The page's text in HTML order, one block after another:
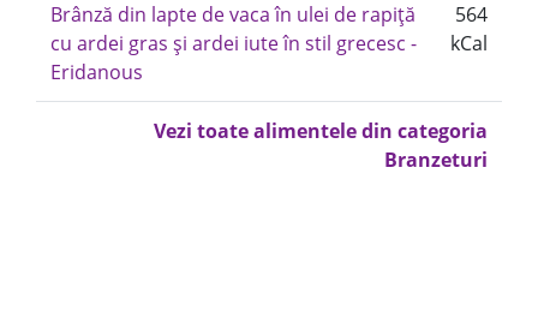
Brânză din lapte de vaca în ulei de rapiță
cu ardei gras și ardei iute în stil grecesc -
Eridanous
564
kCal
Vezi toate alimentele din categoria
Branzeturi